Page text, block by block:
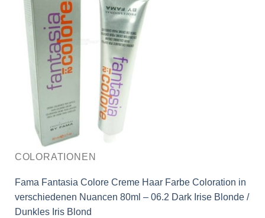
COLORATIONEN
Fama Fantasia Colore Creme Haar Farbe Coloration in
verschiedenen Nuancen 80ml – 06.2 Dark Irise Blonde /
Dunkles Iris Blond